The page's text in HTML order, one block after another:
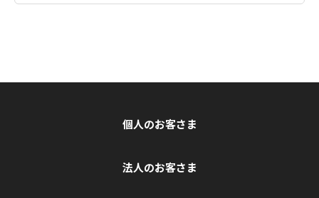
個人のお客さま
法人のお客さま